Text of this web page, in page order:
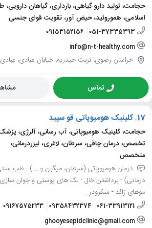
حجامت، تولید دارو گیاهی، بارداری، گیاهان
اسلامی، هموروئید، حیض آور، تقویت قوای جنسی
051-37335393
09153152156
info@n-t-healthy.com
خراسان رضوی، تربت حیدریه، خیابان عبادی، عبادی 77، پلاک 28
تماس
17. کلینیک هومیوپاتی قو سپید
حجامت، کلینیک هومیوپاتی، آب رسانی، آلرژی،
تخصص، درمان چاقی، سرطان، لاغری، لیزردرمانی،
متخصص
درمان هومیوپاتی (سرطان، میگرن و ...) - طب
درمانی) - برداشتن خال - لک های پوستی و جوان
موهای زائد - میکرودر...
061-33913121
09358432374
09167575233
ghooyesepidclinic@gmail.com